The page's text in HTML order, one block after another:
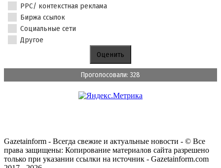
PPC/ контекстная реклама
Биржа ссылок
Социальные сети
Другое
Проголосовали: 328
Gazetainform - Всегда свежие и актуальные новости - © Все
права защищены: Копирование материалов сайта разрешено
только при указании ссылки на источник - Gazetainform.com